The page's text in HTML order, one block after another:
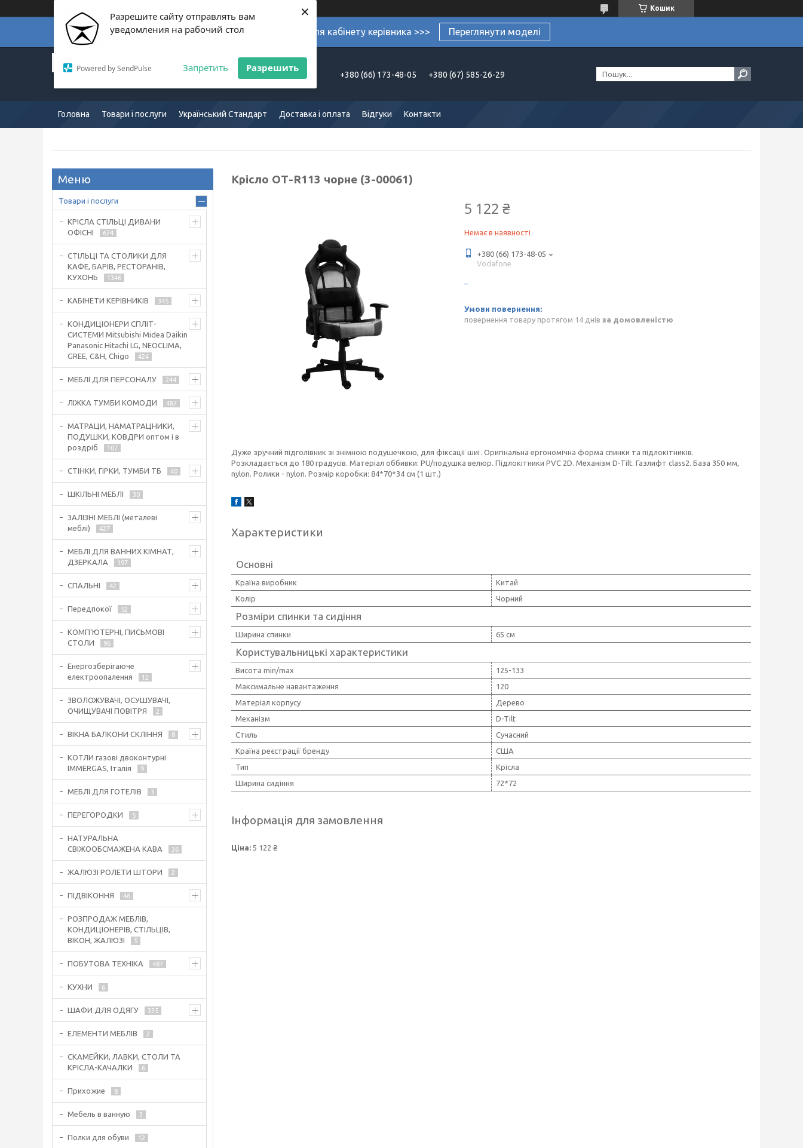
Разрешите сайту отправлять вам
уведомления на рабочий стол
Powered by SendPulse Запретить Разрешить
× Кошик
Супермеблі для кабінету керівника >>> Переглянути моделі
Український Стандарт:
Європейська якість:
+380 (66) 173-48-05 +380 (67) 585-26-29
Головна Товари і послуги Український Стандарт Доставка і оплата Відгуки Контакти
Крісло ОТ-R113 чорне (3-00061)
5 122 ₴
Немає в наявності
+380 (66) 173-48-05
Vodafone
повернення товару протягом 14 днів за домовленістю
Дуже зручний підголівник зі знімною подушечкою, для фіксації шиї. Оригінальна ергономічна форма спинки та підлокітників.
Розкладається до 180 градусів. Матеріал оббивки: PU/подушка велюр. Підлокітники PVC 2D. Механізм D-Tilt. Газлифт class2. База 350 мм,
nylon. Ролики - nylon. Розмір коробки: 84*70*34 см (1 шт.)
Характеристики
Основні
Країна виробник
Китай
Колір
Чорний
Розміри спинки та сидіння
Ширина спинки 65 см
Користувальницькі характеристики
Висота min/max
125-133
Максимальне навантаження
120
Матеріал корпусу
Дерево
Механізм
D-Tilt
Стиль
Сучасний
Країна реєстрації бренду
США
Тип
Крісла
Ширина сидіння
72*72
Інформація для замовлення
Ціна: 5 122 ₴
Товари і послуги
КРІСЛА СТІЛЬЦІ ДИВАНИ
ОФІСНІ
674
СТІЛЬЦІ ТА СТОЛИКИ ДЛЯ
КАФЕ, БАРІВ, РЕСТОРАНІВ,
КУХОНЬ
1346
КАБІНЕТИ КЕРІВНИКІВ 345
КОНДИЦІОНЕРИ СПЛІТ-
СИСТЕМИ Mitsubishi Midea Daikin
Panasonic Hitachi LG, NEOCLIMA,
GREE, C&H, Chigo
424
МЕБЛІ ДЛЯ ПЕРСОНАЛУ 244
ЛІЖКА ТУМБИ КОМОДИ 487
МАТРАЦИ, НАМАТРАЦНИКИ,
ПОДУШКИ, КОВДРИ оптом і в
роздріб
107
СТІНКИ, ГІРКИ, ТУМБИ ТБ 40
ШКІЛЬНІ МЕБЛІ 30
ЗАЛІЗНІ МЕБЛІ (металеві
меблі)
427
МЕБЛІ ДЛЯ ВАННИХ КІМНАТ,
ДЗЕРКАЛА
197
СПАЛЬНІ 42
Передпокої 52
КОМП'ЮТЕРНІ, ПИСЬМОВІ
СТОЛИ
96
Енергозберігаюче
електроопалення
12
ЗВОЛОЖУВАЧІ, ОСУШУВАЧІ,
ОЧИЩУВАЧІ ПОВІТРЯ
2
ВІКНА БАЛКОНИ СКЛІННЯ 8
КОТЛИ газові двоконтурні
IMMERGAS, Італія
9
МЕБЛІ ДЛЯ ГОТЕЛІВ 3
ПЕРЕГОРОДКИ 5
НАТУРАЛЬНА
СВІЖООБСМАЖЕНА КАВА
36
ЖАЛЮЗІ РОЛЕТИ ШТОРИ 2
ПІДВІКОННЯ 46
РОЗПРОДАЖ МЕБЛІВ,
КОНДИЦІОНЕРІВ, СТІЛЬЦІВ,
ВІКОН, ЖАЛЮЗІ
5
ПОБУТОВА ТЕХНІКА 487
КУХНИ 6
ШАФИ ДЛЯ ОДЯГУ 335
ЕЛЕМЕНТИ МЕБЛІВ 2
СКАМЕЙКИ, ЛАВКИ, СТОЛИ ТА
КРІСЛА-КАЧАЛКИ
6
Прихожие 8
Мебель в ванную 3
Полки для обуви 12